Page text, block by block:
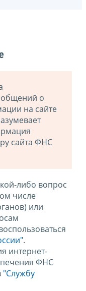
о
на сайте
сайта ФНС
либо вопрос
числе
или
.
интернет-
ФНС
"Службу